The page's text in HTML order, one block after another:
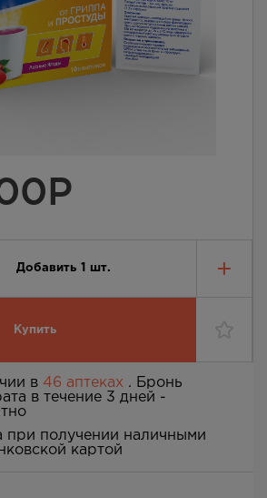
Р
Добавить 1 шт.
Купить
в 46 аптеках . Бронь
в течение 3 дней -
при получении наличными
картой